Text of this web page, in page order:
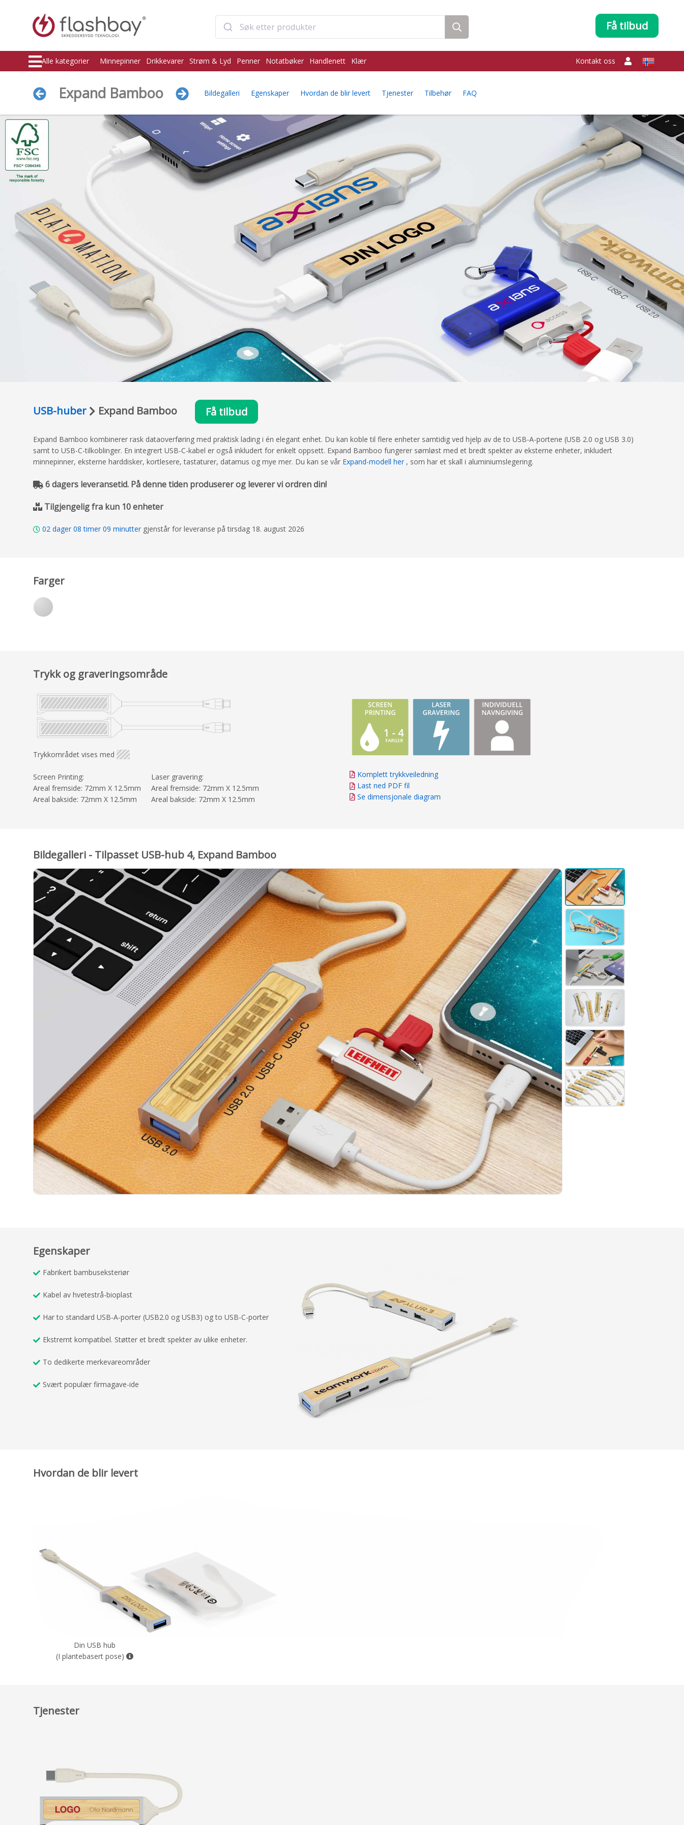
Få tilbud
Alle kategorier Minnepinner Drikkevarer Strøm & Lyd Penner Notatbøker Handlenett Klær Kontakt oss
Expand Bamboo Bildegalleri Egenskaper Hvordan de blir levert Tjenester Tilbehør FAQ
USB-huber Expand Bamboo Få tilbud
Expand Bamboo kombinerer rask dataoverføring med praktisk lading i én elegant enhet. Du kan koble til flere enheter samtidig ved hjelp av de to USB-A-portene (USB 2.0 og USB 3.0)
samt to USB-C-tilkoblinger. En integrert USB-C-kabel er også inkludert for enkelt oppsett. Expand Bamboo fungerer sømløst med et bredt spekter av eksterne enheter, inkludert
minnepinner, eksterne harddisker, kortlesere, tastaturer, datamus og mye mer. Du kan se vår Expand-modell her , som har et skall i aluminiumslegering.
6 dagers leveransetid. På denne tiden produserer og leverer vi ordren din!
Tilgjengelig fra kun 10 enheter
02 dager 08 timer 09 minutter gjenstår for leveranse på tirsdag 18. august 2026
Farger
Trykk og graveringsområde
Trykkområdet vises med
Screen Printing:
Areal fremside: 72mm X 12.5mm
Areal bakside: 72mm X 12.5mm
Laser gravering:
Areal fremside: 72mm X 12.5mm
Areal bakside: 72mm X 12.5mm
Komplett trykkveiledning
Last ned PDF fil
Se dimensjonale diagram
Bildegalleri - Tilpasset USB-hub 4, Expand Bamboo
Egenskaper
Fabrikert bambuseksteriør
Kabel av hvetestrå-bioplast
Har to standard USB-A-porter (USB2.0 og USB3) og to USB-C-porter
Ekstremt kompatibel. Støtter et bredt spekter av ulike enheter.
To dedikerte merkevareområder
Svært populær firmagave-ide
Hvordan de blir levert
Din USB hub
(I plantebasert pose)
Tjenester